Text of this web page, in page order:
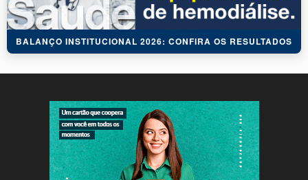
BALANÇO INSTITUCIONAL 2026: CONFIRA OS RESULTADOS